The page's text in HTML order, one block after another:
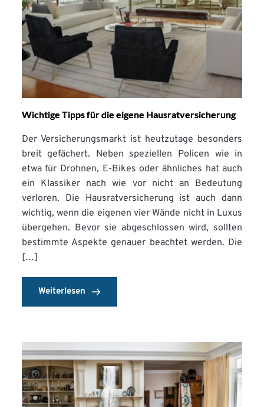
Wichtige Tipps für die eigene Hausratversicherung
Der Versicherungsmarkt ist heutzutage besonders
breit gefächert. Neben speziellen Policen wie in
etwa für Drohnen, E-Bikes oder ähnliches hat auch
ein Klassiker nach wie vor nicht an Bedeutung
verloren. Die Hausratversicherung ist auch dann
wichtig, wenn die eigenen vier Wände nicht in Luxus
übergehen. Bevor sie abgeschlossen wird, sollten
bestimmte Aspekte genauer beachtet werden. Die
[…]
Weiterlesen